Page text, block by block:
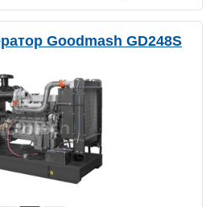
Goodmash GD248S